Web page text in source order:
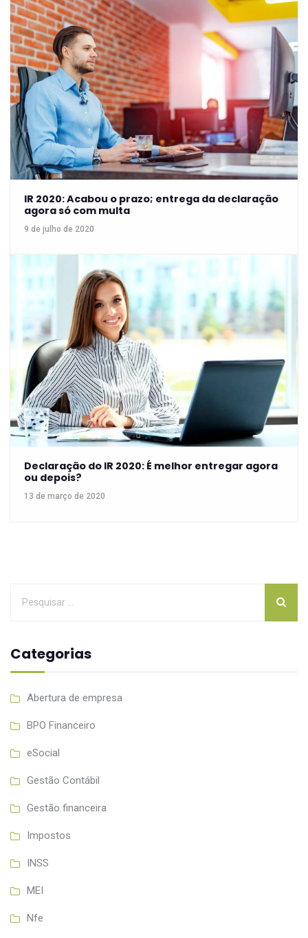
IR 2020: Acabou o prazo; entrega da declaração
agora só com multa
9 de julho de 2020
Declaração do IR 2020: É melhor entregar agora
ou depois?
13 de março de 2020
Categorias
Abertura de empresa
BPO Financeiro
eSocial
Gestão Contábil
Gestão financeira
Impostos
INSS
MEI
Nfe